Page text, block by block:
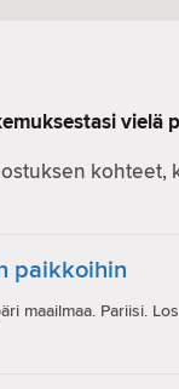
vielä
kohteet,
paikkoihin
maailmaa. Pariisi.